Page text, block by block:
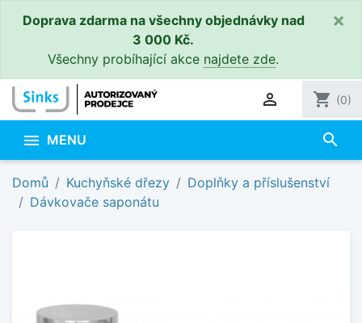
Doprava zdarma na všechny objednávky nad
3 000 Kč.
Všechny probíhající akce najdete zde.
×
 shopping_cart (0)
 MENU search
Domů Kuchyňské dřezy
Doplňky a příslušenství
Dávkovače saponátu